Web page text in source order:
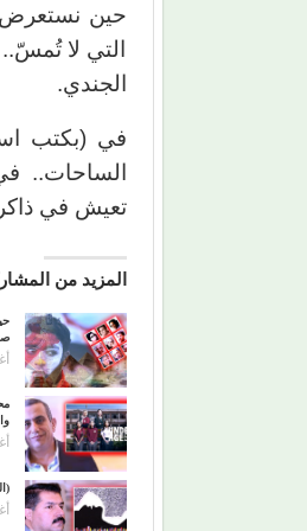
حين نستعرض
التي لا تُمسّ..
الجندي.
في (بكتب
الساحات..
تعيش في
المزيد من